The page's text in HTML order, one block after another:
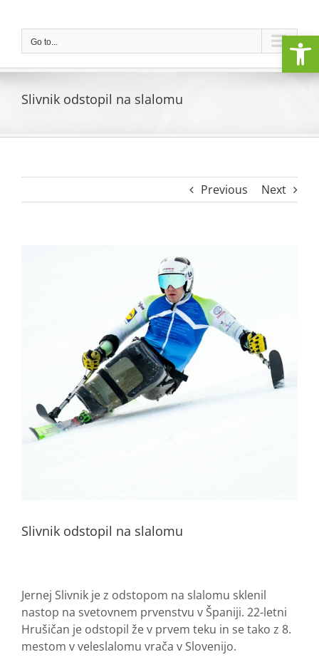
contentGo to...
Slivnik odstopil na slalomu
Previous Next
Slivnik odstopil na slalomu
Jernej Slivnik je z odstopom na slalomu sklenil
nastop na svetovnem prvenstvu v Španiji. 22-letni
Hrušičan je odstopil že v prvem teku in se tako z 8.
mestom v veleslalomu vrača v Slovenijo.